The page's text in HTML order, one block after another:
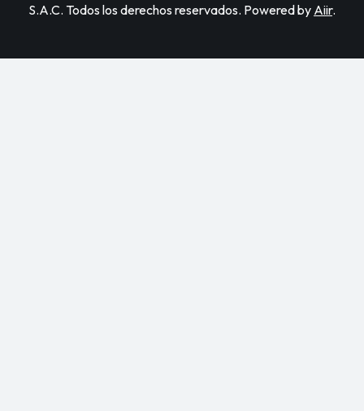
S.A.C. Todos los derechos reservados. Powered by Aiir.